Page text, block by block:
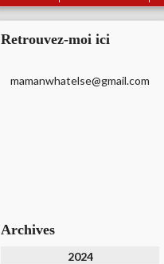
Retrouvez-moi ici
mamanwhatelse@gmail.com
Archives
2024